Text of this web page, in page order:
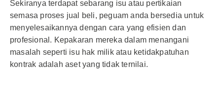
Sekiranya terdapat sebarang isu atau pertikaian
semasa proses jual beli, peguam anda bersedia untuk
menyelesaikannya dengan cara yang efisien dan
profesional. Kepakaran mereka dalam menangani
masalah seperti isu hak milik atau ketidakpatuhan
kontrak adalah aset yang tidak ternilai.